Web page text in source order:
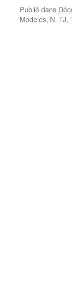
Publié dans
Modeles, N, TJ,